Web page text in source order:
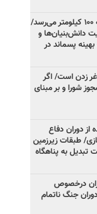
مسیر سرزندگی تا پایان سال به ۱۰۰ کیلومتر می‌رسد/
دانش‌بنیان‌ها و
پسماند در
زدن است/ اگر
شورا و بر مبنای
از دوران دفاع
طبقات زیرزمین
تبدیل به پناهگاه
درخصوص
جنگ ناتمام